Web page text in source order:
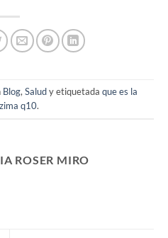
Blog, Saludy etiquetada que es la
q10.
ROSER MIRO